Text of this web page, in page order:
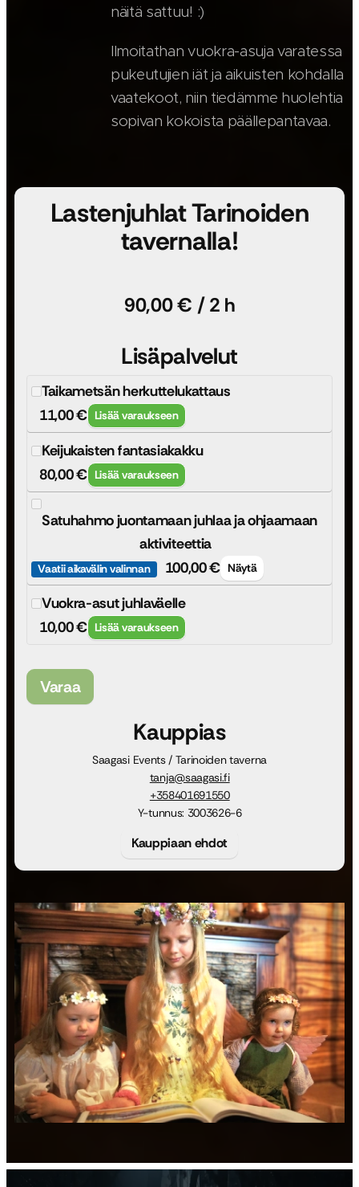
näitä sattuu! :)
Ilmoitathan vuokra-asuja varatessa
pukeutujien iät ja aikuisten kohdalla
vaatekoot, niin tiedämme huolehtia
sopivan kokoista päällepantavaa.